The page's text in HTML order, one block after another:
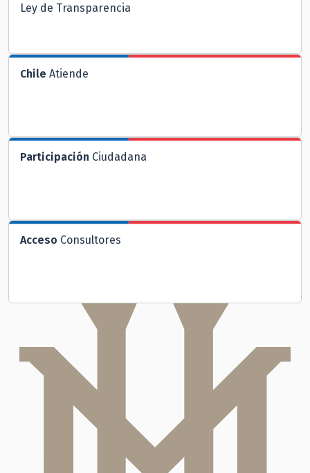
Ley de Transparencia
Chile Atiende
Participación Ciudadana
Acceso Consultores